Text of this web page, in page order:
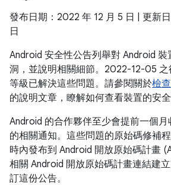
發布日期：2022 年 12 月 5 日 | 更新
日
Android 安全性公告列舉對 Android
洞，並說明相關細節。2022-12-05
等級已解決這些問題。請參閱關於檢
的說明文章，瞭解如何查看裝置的安全
Android 的合作夥伴至少會提前一個
的相關通知。這些問題的原始碼修補
時內發布到 Android 開放原始碼計畫
相關 Android 開放原始碼計畫連結建
訂這份公告。